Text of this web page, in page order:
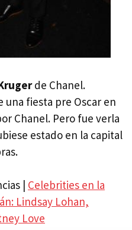
de Chanel.
una fiesta pre Oscar en
Chanel. Pero fue verla
estado en la capital
| Celebrities en la
Lindsay Lohan,
Love